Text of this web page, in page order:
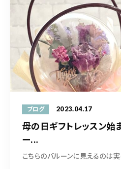
ブログ 2023.04.17
母の日ギフトレッスン始
ー...
こちらのバルーンに見えるのは実